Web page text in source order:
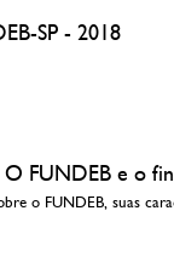
SP - 2018
FUNDEB e o
o FUNDEB, suas